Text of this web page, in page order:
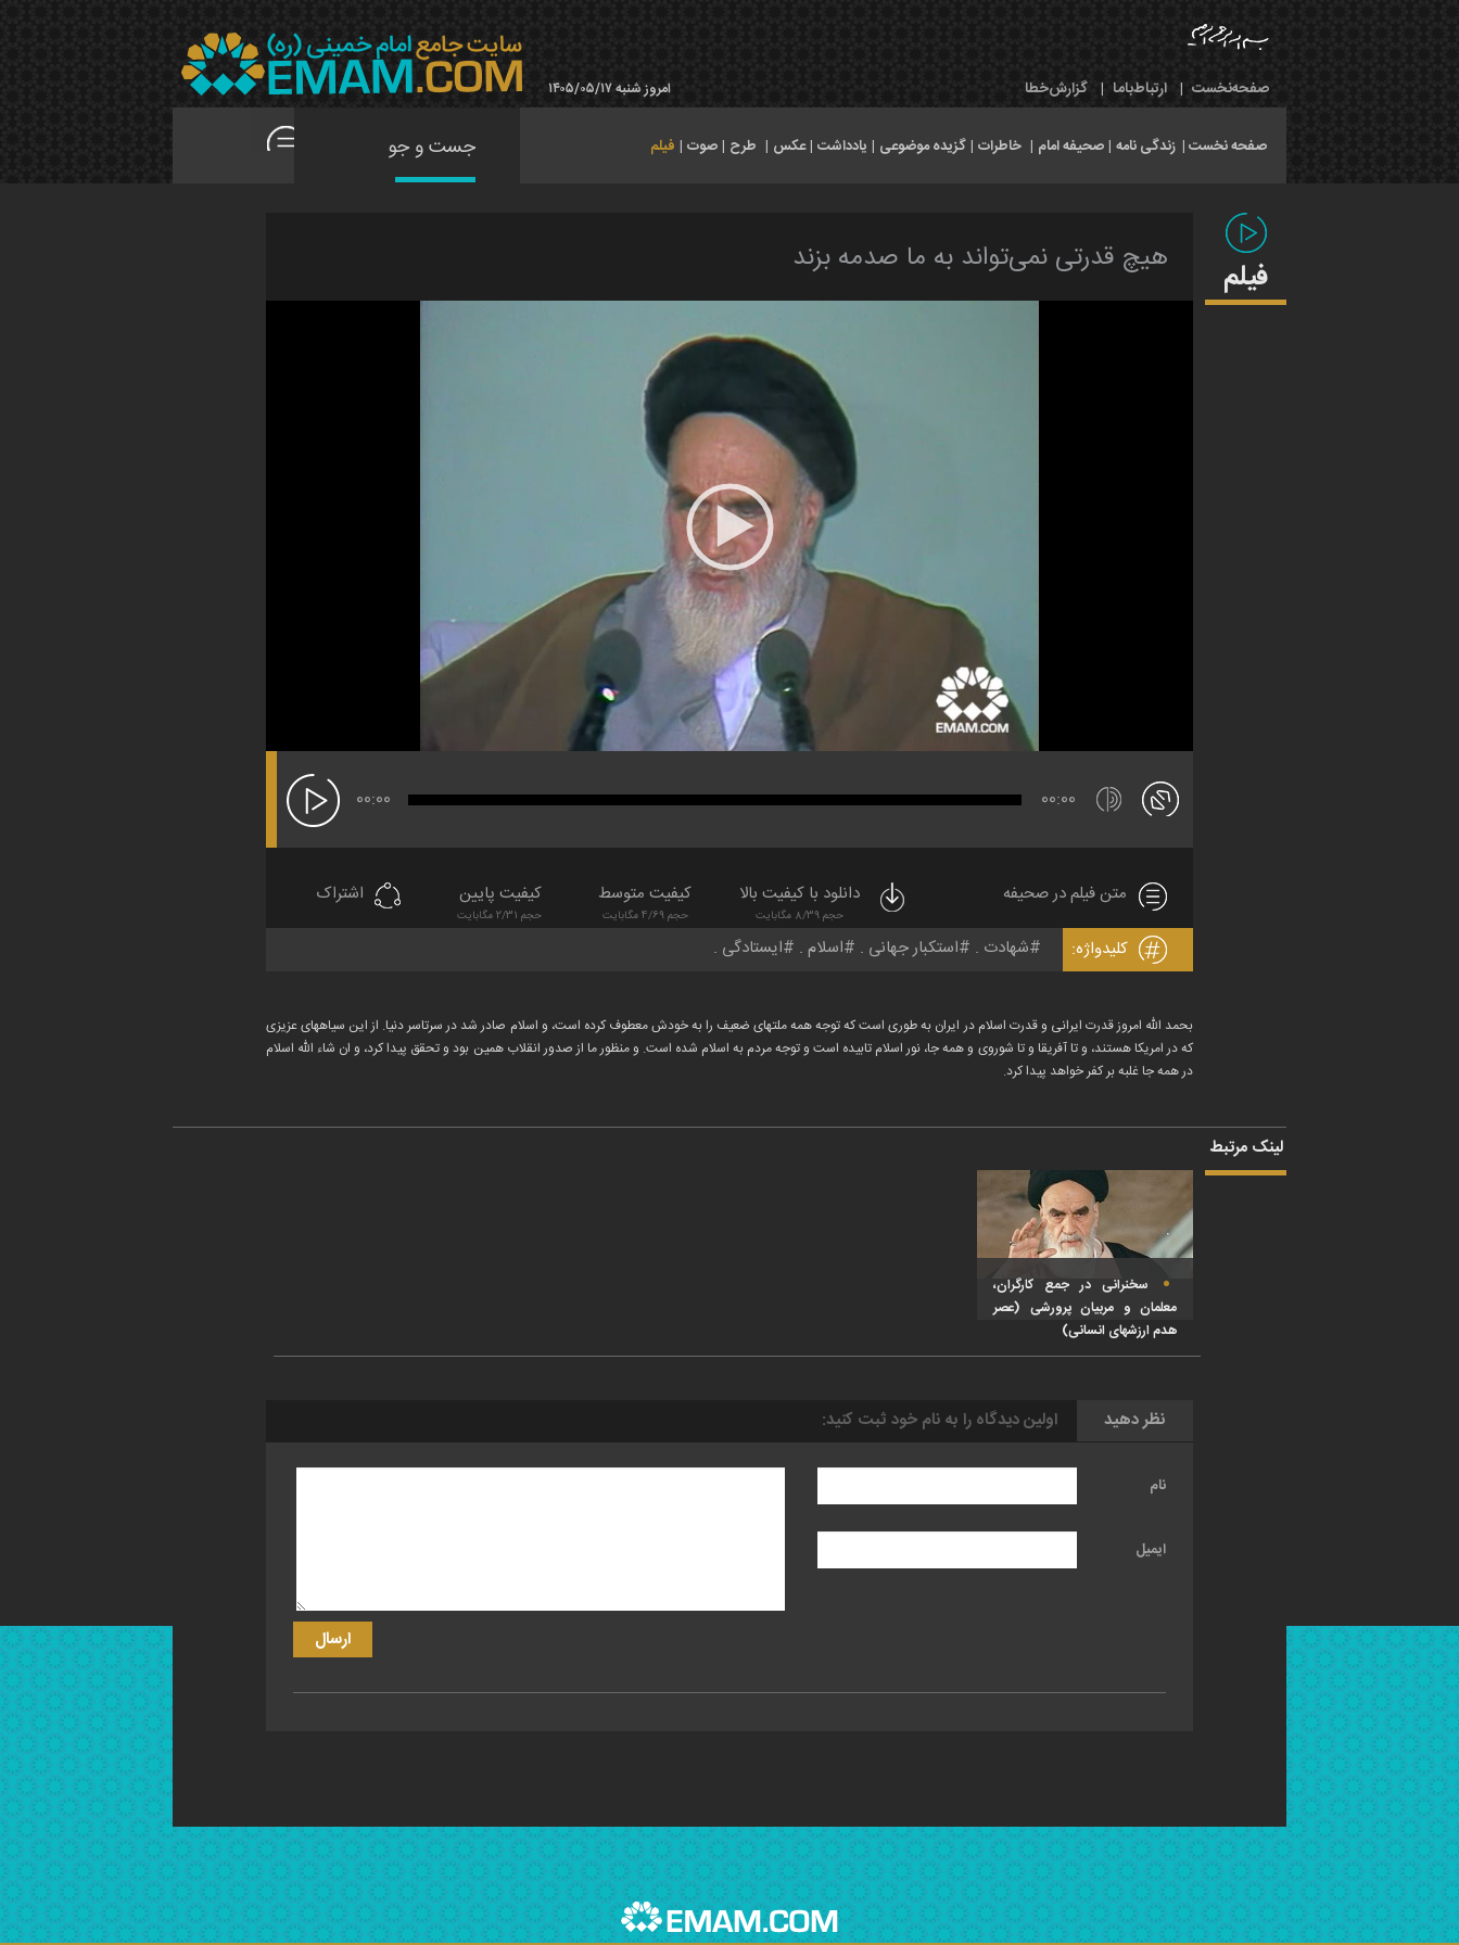
صفحه‌نخست | ارتباط‌با‌ما | گزارش‌خطا امروز شنبه ۱۴۰۵/۰۵/۱۷
صفحه نخست | زندگی نامه |صحیفه امام | خاطرات |گزیده موضوعی | یادداشت |عکس | طرح |صوت | فیلم
فیلم هیچ قدرتی نمی‌تواند به ما صدمه بزند
00:00 00:00
متن فیلم در صحیفه دانلود با کیفیت بالا
حجم 8/39 مگابایت
کیفیت متوسط
حجم 4/69 مگابایت
کیفیت پایین
حجم 2/31 مگابایت
اشتراک
کلیدواژه: شهادت استکبار جهانی اسلام ایستادگی
بحمد الله امروز قدرت ایرانی و قدرت اسلام در ایران به طوری است که توجه همه ملتهای ضعیف را به خودش معطوف کرده است، و اسلام صادر شد در سرتاسر دنیا. از این سیاههای عزیزی
که در امریکا هستند، و تا آفریقا و تا شوروی و همه جا، نور اسلام تابیده است و توجه مردم به اسلام شده است. و منظور ما از صدور انقلاب همین بود و تحقق پیدا کرد، و ان شاء الله اسلام
در همه جا غلبه بر کفر خواهد پیدا کرد.
لینک مرتبط
سخنرانی در جمع کارگران،
معلمان و مربیان پرورشی (عصر
هدم ارزشهای انسانی)
نظر دهید اولین دیدگاه را به نام خود ثبت کنید:
نام
ایمیل